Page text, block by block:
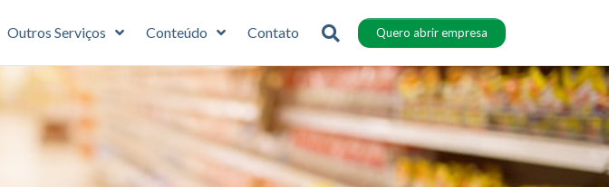
Outros Serviços Conteúdo Contato Quero abrir empresa